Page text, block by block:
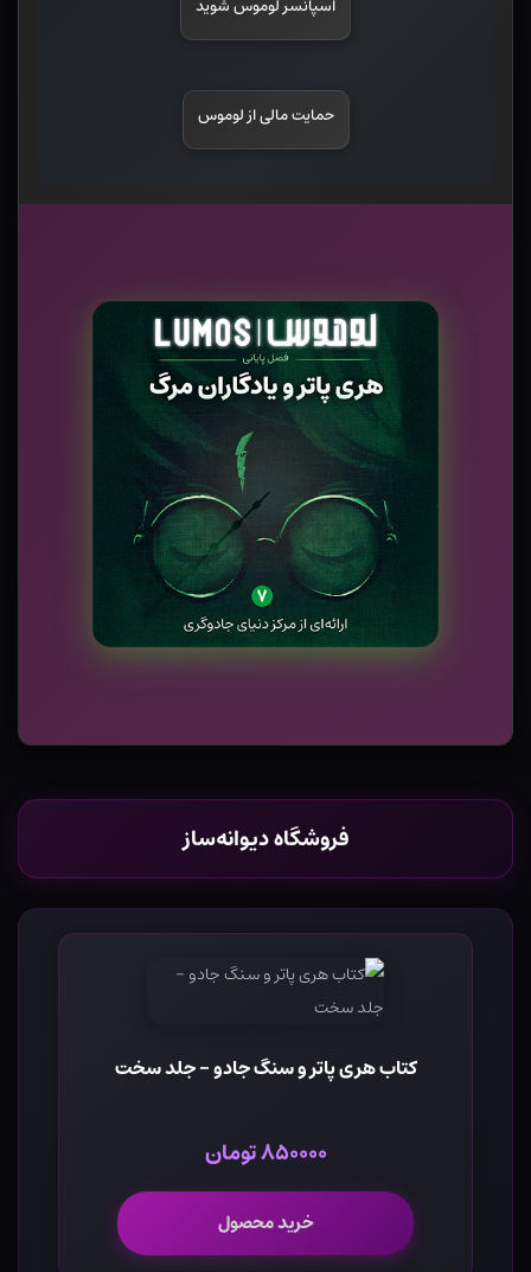
اسپانسر لوموس شوید
حمایت مالی از لوموس
فروشگاه دیوانه‌ساز
کتاب هری پاتر و سنگ جادو - جلد سخت
۸۵۰۰۰۰ تومان
خرید محصول